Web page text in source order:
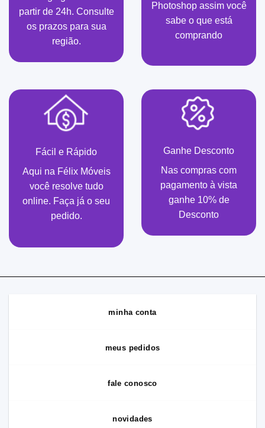
partir de 24h. Consulte
os prazos para sua
região.
Photoshop assim você
sabe o que está
comprando
Fácil e Rápido
Aqui na Félix Móveis
você resolve tudo
online. Faça já o seu
pedido.
Ganhe Desconto
Nas compras com
pagamento à vista
ganhe 10% de
Desconto
minha conta
meus pedidos
fale conosco
novidades